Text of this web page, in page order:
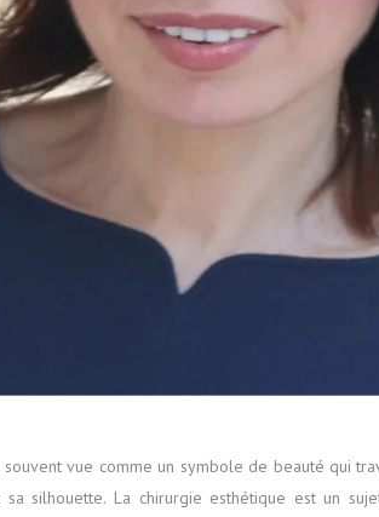
vue comme un symbole de beauté qui
silhouette. La chirurgie esthétique est un